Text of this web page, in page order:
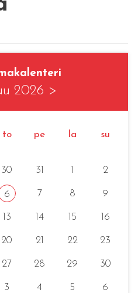
2026 >
to pe la su
30 31 2
6 7 8 9
13 14 15 16
20 21 22 23
27 28 29 30
3 4 5 6